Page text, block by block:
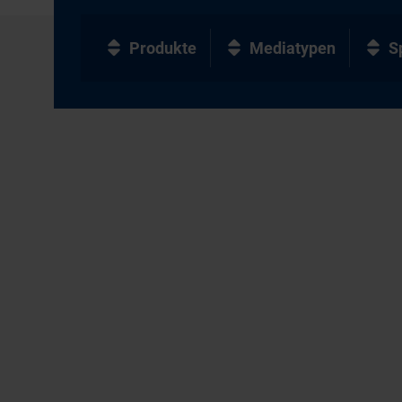
Produkte Mediatypen